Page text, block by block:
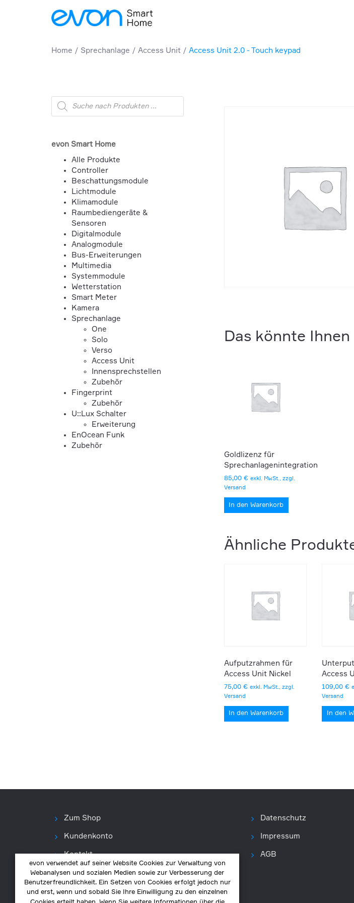
Home Sprechanlage Access Unit Access Unit 2.0 - Touch keypad
Products
search
evon Smart Home
Alle Produkte
Controller
Beschattungsmodule
Lichtmodule
Klimamodule
Raumbediengeräte &
Sensoren
Digitalmodule
Analogmodule
Bus-Erweiterungen
Multimedia
Systemmodule
Wetterstation
Smart Meter
Kamera
Sprechanlage
One
Solo
Verso
Access Unit
Innensprechstellen
Zubehör
Fingerprint
Zubehör
U::Lux Schalter
Erweiterung
EnOcean Funk
Zubehör
Das könnte
Goldlizenz für
Sprechanlagenintegration
85,00 € exkl. MwSt., zzgl.
Versand
In den Warenkorb
Ähnliche
Aufputzrahmen für
Access Unit Nickel
75,00 € exkl. MwSt., zzgl.
Versand
In den Warenkorb
Access
109,00 €
Versand
In den
Zum Shop
Kundenkonto
Kontakt
Datenschutz
Impressum
AGB
evon verwendet auf seiner Website Cookies zur Verwaltung von
Webanalysen und sozialen Medien sowie zur Verbesserung der
Benutzerfreundlichkeit. Ein Setzen von Cookies erfolgt jedoch nur
und erst, wenn und sobald Sie Ihre Einwilligung zu den einzelnen